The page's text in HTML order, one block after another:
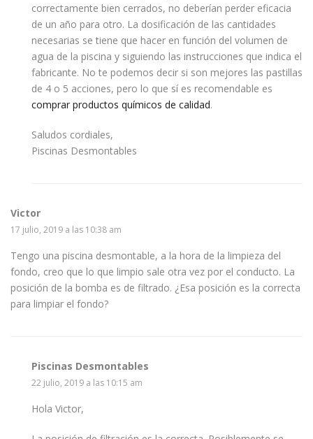
correctamente bien cerrados, no deberían perder eficacia
de un año para otro. La dosificación de las cantidades
necesarias se tiene que hacer en función del volumen de
agua de la piscina y siguiendo las instrucciones que indica el
fabricante. No te podemos decir si son mejores las pastillas
de 4 o 5 acciones, pero lo que sí es recomendable es
comprar productos químicos de calidad.
Saludos cordiales,
Piscinas Desmontables
Victor
17 julio, 2019 a las 10:38 am
Tengo una piscina desmontable, a la hora de la limpieza del
fondo, creo que lo que limpio sale otra vez por el conducto. La
posición de la bomba es de filtrado. ¿Esa posición es la correcta
para limpiar el fondo?
Piscinas Desmontables
22 julio, 2019 a las 10:15 am
Hola Victor,